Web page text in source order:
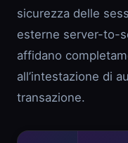
sicurezza delle
esterne server-to-
affidano
all’intestazione di
transazione.